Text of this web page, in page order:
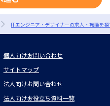
ITエンジニア・デザイナーの求人・転職を
個人向けお問い合わせ
サイトマップ
法人向けお問い合わせ
法人向けお役立ち資料一覧